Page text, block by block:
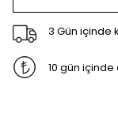
3 Gün içinde
10 gün